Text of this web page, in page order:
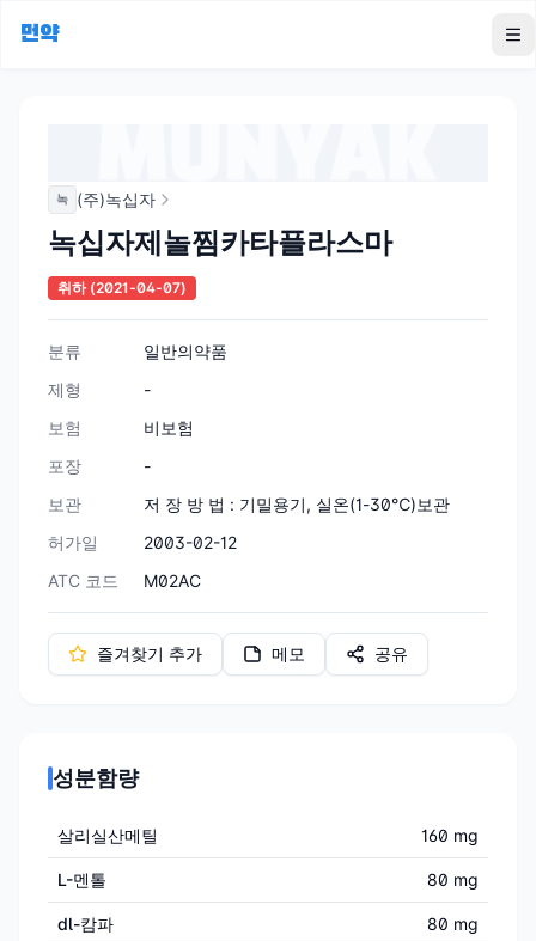
먼약
녹 (주)녹십자
녹십자제놀찜카타플라스마
취하(2021-04-07)
분류
일반의약품
제형
-
보험
비보험
포장
-
보관
저 장 방 법 : 기밀용기, 실온(1-30℃)보관
허가일
2003-02-12
ATC 코드
M02AC
즐겨찾기 추가 메모 공유
성분함량
살리실산메틸 160 mg
L-멘톨 80 mg
dl-캄파 80 mg